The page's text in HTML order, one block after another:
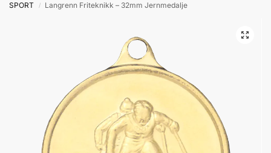
SPORT / Langrenn Friteknikk – 32mm Jernmedalje